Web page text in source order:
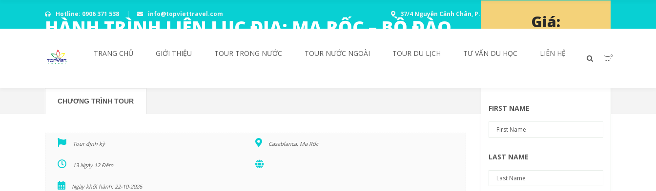
Hotline: 0906 371 538 | info@topviettravel.com 37/4 Nguyễn Cảnh Chân, P. Cầu Ông Lãnh, TP.HCM
0
TRANG CHỦ GIỚI THIỆU TOUR TRONG NƯỚC TOUR NƯỚC NGOÀI TOUR DU LỊCH TƯ VẤN DU HỌC LIÊN HỆ
HÀNH TRÌNH LIÊN LỤC ĐỊA: MA RỐC – BỒ ĐÀO
NHA – TÂY BAN NHA
CHƯƠNG TRÌNH TOUR
Tour định kỳ
13 Ngày 12 Đêm
Ngày khởi hành: 22-10-2026
Casablanca, Ma Rốc
Giá:
FIRST NAME
LAST NAME